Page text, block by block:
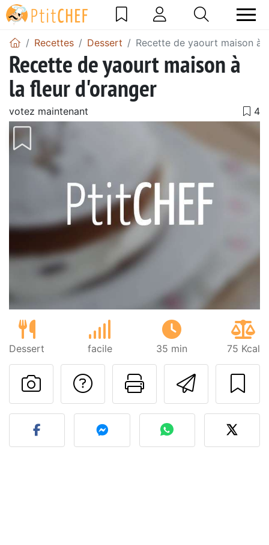
Recettes Dessert Recette de yaourt maison à
Recette de yaourt maison à
la fleur d'oranger
votez maintenant
Dessert facile 35 min 75 Kcal
Imprimer
Poser une
Publier votre photo de